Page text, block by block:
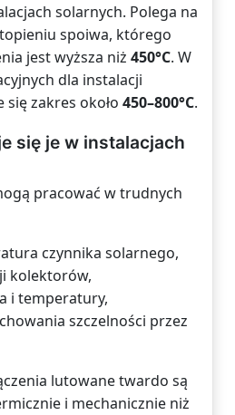
solarnych. Polega na
spoiwa, którego
jest wyższa niż 450°C. W
dla instalacji
zakres około 450–800°C.
się je w instalacjach
pracować w trudnych
czynnika solarnego,
kolektorów,
i temperatury,
szczelności przez
lutowane twardo są
i mechanicznie niż